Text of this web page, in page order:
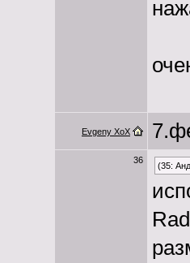
Evgeny XoX
36
(35: